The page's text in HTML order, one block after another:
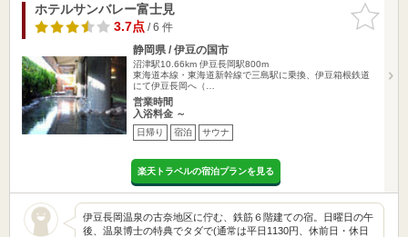
お気に入
りに追加
ホテルサンバレー富士見
3.7点/ 6 件
静岡県 / 伊豆の国市
沼津駅10.66km 伊豆長岡駅800m
東海道本線・東海道新幹線で三島駅に乗換、伊豆箱根鉄道
にて伊豆長岡へ（…
営業時間
入浴料金 ～
日帰り 宿泊 サウナ
楽天トラベルの宿泊プランを見る
伊豆長岡温泉の古奈地区に佇む、鉄筋６階建ての宿。日曜日の午
後、温泉博士の特典でタダで(通常は平日1130円、休前日・休日